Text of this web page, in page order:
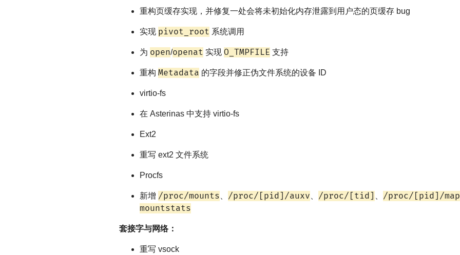
重构页缓存实现，并修复一处会将未初始化内存泄露到用户态的页缓存 bug
实现 pivot_root 系统调用
为 open/openat 实现 O_TMPFILE 支持
重构 Metadata 的字段并修正伪文件系统的设备 ID
virtio-fs
在 Asterinas 中支持 virtio-fs
Ext2
重写 ext2 文件系统
Procfs
新增 /proc/mounts、 /proc/[pid]/auxv、 /proc/[tid] 、 /proc/[pid]/
mountstats
套接字与网络：
重写 vsock